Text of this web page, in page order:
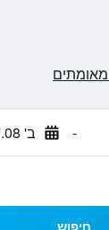
- ב' 17.08
חיפוש